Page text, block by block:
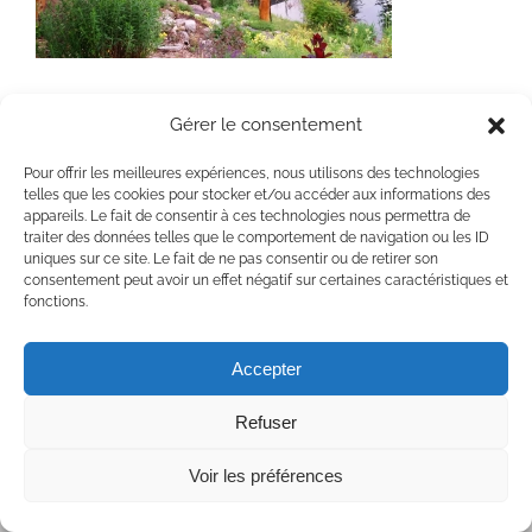
Gérer le consentement
Pour offrir les meilleures expériences, nous utilisons des technologies
telles que les cookies pour stocker et/ou accéder aux informations des
appareils. Le fait de consentir à ces technologies nous permettra de
traiter des données telles que le comportement de navigation ou les ID
uniques sur ce site. Le fait de ne pas consentir ou de retirer son
consentement peut avoir un effet négatif sur certaines caractéristiques et
fonctions.
Accepter
Refuser
Voir les préférences
Copyright 2020 Chaumière Fleur Soleil | Tous droits réservés | All rights
reserved
FacebookYouTube